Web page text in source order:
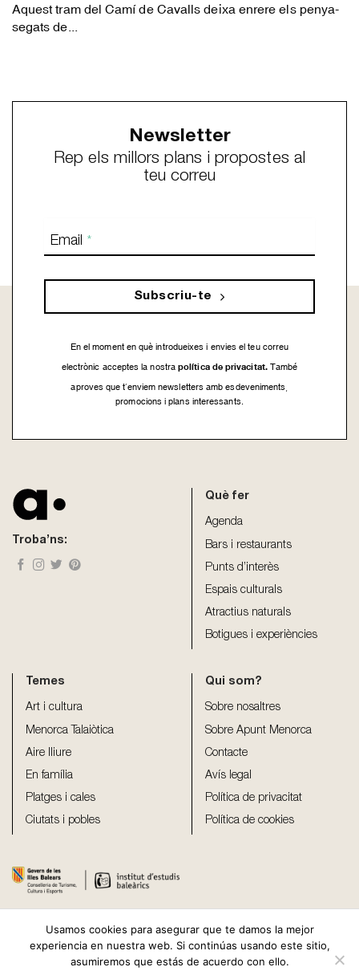
Aquest tram del Camí de Cavalls deixa enrere els penya-
segats de...
Newsletter
Rep els millors plans i propostes al
teu correu
Email *
Subscriu-te
En el moment en què introdueixes i envies el teu correu
electrònic acceptes la nostrapolítica de privacitat.També
aproves que t’enviem newsletters amb esdeveniments,
promocions i plans interessants.
left
Troba’ns:
Què fer
Agenda
Bars i restaurants
Punts d’interès
Espais culturals
Atractius naturals
Botigues i experiències
Temes
Art i cultura
Menorca Talaiòtica
Aire lliure
En família
Platges i cales
Ciutats i pobles
Qui som?
Sobre nosaltres
Sobre Apunt Menorca
Contacte
Avís legal
Política de privacitat
Política de cookies
Usamos cookies para asegurar que te damos la mejor
experiencia en nuestra web. Si continúas usando este sitio,
asumiremos que estás de acuerdo con ello.